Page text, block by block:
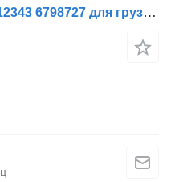
Рулевой редуктор Volvo 8112343 6798727 для грузовика Volvo FL6